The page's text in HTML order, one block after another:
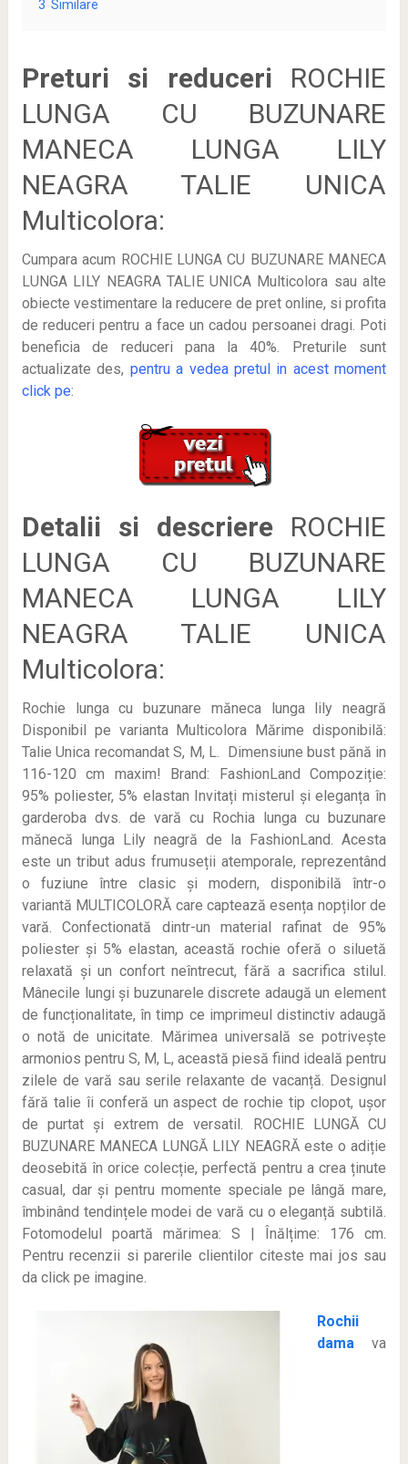
3 Similare
Preturi si reduceri ROCHIE
LUNGA CU BUZUNARE
MANECA LUNGA LILY
NEAGRA TALIE UNICA
Multicolora:
Cumpara acum ROCHIE LUNGA CU BUZUNARE MANECA
LUNGA LILY NEAGRA TALIE UNICA Multicolora sau alte
obiecte vestimentare la reducere de pret online, si profita
de reduceri pentru a face un cadou persoanei dragi. Poti
beneficia de reduceri pana la 40%. Preturile sunt
actualizate des, pentru a vedea pretul in acest moment
click pe:
Detalii si descriere ROCHIE
LUNGA CU BUZUNARE
MANECA LUNGA LILY
NEAGRA TALIE UNICA
Multicolora:
Rochie lunga cu buzunare măneca lunga lily neagră
Disponibil pe varianta Multicolora Mărime disponibilă:
Talie Unica recomandat S, M, L. Dimensiune bust pănă in
116-120 cm maxim! Brand: FashionLand Compoziție:
95% poliester, 5% elastan Invitați misterul și eleganța în
garderoba dvs. de vară cu Rochia lunga cu buzunare
mănecă lunga Lily neagră de la FashionLand. Acesta
este un tribut adus frumuseții atemporale, reprezentând
o fuziune între clasic și modern, disponibilă într-o
variantă MULTICOLORĂ care captează esența nopților de
vară. Confectionată dintr-un material rafinat de 95%
poliester și 5% elastan, această rochie oferă o siluetă
relaxată și un confort neîntrecut, fără a sacrifica stilul.
Mânecile lungi și buzunarele discrete adaugă un element
de funcționalitate, în timp ce imprimeul distinctiv adaugă
o notă de unicitate. Mărimea universală se potrivește
armonios pentru S, M, L, această piesă fiind ideală pentru
zilele de vară sau serile relaxante de vacanță. Designul
fără talie îi conferă un aspect de rochie tip clopot, ușor
de purtat și extrem de versatil. ROCHIE LUNGĂ CU
BUZUNARE MANECA LUNGĂ LILY NEAGRĂ este o adiție
deosebită în orice colecție, perfectă pentru a crea ținute
casual, dar și pentru momente speciale pe lângă mare,
îmbinând tendințele modei de vară cu o eleganță subtilă.
Fotomodelul poartă mărimea: S | Înălțime: 176 cm.
Pentru recenzii si parerile clientilor citeste mai jos sau
da click pe imagine.
Rochii
damava